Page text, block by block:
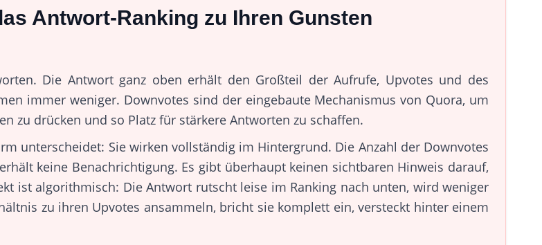
Antwort-Ranking zu Ihren Gunsten
Die Antwort ganz oben erhält den Großteil der Aufrufe, Upvotes und des
immer weniger. Downvotes sind der eingebaute Mechanismus von Quora, um
zu drücken und so Platz für stärkere Antworten zu schaffen.
unterscheidet: Sie wirken vollständig im Hintergrund. Die Anzahl der Downvotes
keine Benachrichtigung. Es gibt überhaupt keinen sichtbaren Hinweis darauf,
ist algorithmisch: Die Antwort rutscht leise im Ranking nach unten, wird weniger
zu ihren Upvotes ansammeln, bricht sie komplett ein, versteckt hinter einem